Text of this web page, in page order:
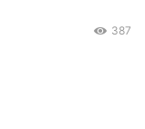
387